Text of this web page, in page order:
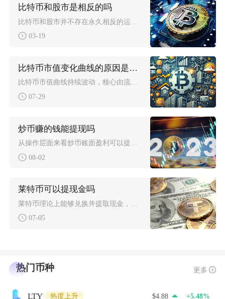
比特币和股市是相反的吗
03-19
比特币市值变化曲线的原因是什么
比特币市值曲线持续波动，核心由流通总量、币价两大基础变量决定，宏观流动性、四年减半供需周期
07-29
炒币赚的钱能提现吗
08-02
莱特币可以提现金吗
07-05
热门币种 更多
LTY 热度上升 $4.88 +5.48%